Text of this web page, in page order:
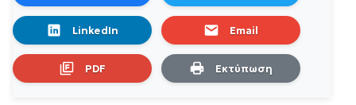
LinkedIn Email
PDF Εκτύπωση